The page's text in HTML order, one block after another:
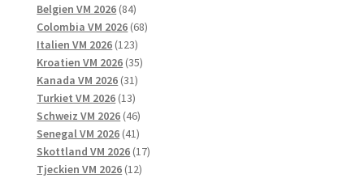
Belgien VM 2026 8484
produkter
Colombia VM 2026 6868
Italien VM 2026 123123
produkter
Kroatien VM 2026 3535
Kanada VM 2026 3131
produkter
Turkiet VM 2026 1313
produkter
Schweiz VM 2026 4646
produkter
Senegal VM 2026 4141
produkter
Skottland VM 2026 1717
Tjeckien VM 2026 1212